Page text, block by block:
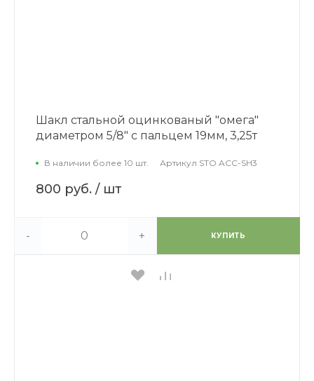
Шакл стальной оцинкованый "омега"
диаметром 5/8" с пальцем 19мм, 3,25т
В наличии более 10 шт. Артикул STO ACC-SH3
800 руб. / шт
- + КУПИТЬ